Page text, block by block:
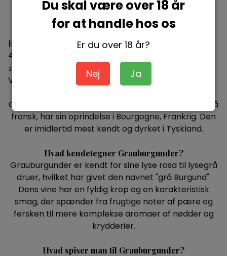
Du skal være over 18 år
for at handle hos os
Er du over 18 år?
Nej Ja
Emil Bauer One Smile Grauburgunder Trocken 2024
4260213815983
129,95 DKK
Vis produkt
Grauburgunder-druen, også kendt som
på
fransk, har sin oprindelse i Bourgogne, Frankrig. Den
er imidlertid mest kendt og dyrket i Tyskland.
Hvad kendetegner Grauburgunder?
Grauburgunder er kendt for sine lyse rosa til lysegrå
druer, hvilket har givet den navnet "grå Burgund".
Dens vine har en fyldig krop og en karakteristisk
smag, der spænder fra frugtige noter af pære og
fersken til mere komplekse aromaer af nødder og
krydderier.
Hvad spiser man til Grauburgunder?